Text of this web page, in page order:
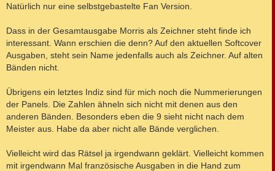
Natürlich nur eine selbstgebastelte Fan Version.
Dass in der Gesamtausgabe Morris als Zeichner steht finde ich
interessant. Wann erschien die denn? Auf den aktuellen Softcover
Ausgaben, steht sein Name jedenfalls auch als Zeichner. Auf alten
Bänden nicht.
Übrigens ein letztes Indiz sind für mich noch die Nummerierungen
der Panels. Die Zahlen ähneln sich nicht mit denen aus den
anderen Bänden. Besonders eben die 9 sieht nicht nach dem
Meister aus. Habe da aber nicht alle Bände verglichen.
Vielleicht wird das Rätsel ja irgendwann geklärt. Vielleicht kommen
mit irgendwann Mal französische Ausgaben in die Hand zum